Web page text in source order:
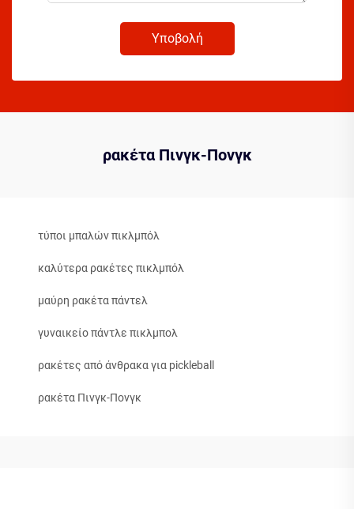
Υποβολή
ρακέτα Πινγκ-Πονγκ
τύποι μπαλών πικλμπόλ
καλύτερα ρακέτες πικλμπόλ
μαύρη ρακέτα πάντελ
γυναικείο πάντλε πικλμπολ
ρακέτες από άνθρακα για pickleball
ρακέτα Πινγκ-Πονγκ